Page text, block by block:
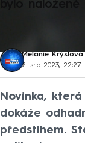
bylo naložené
Melanie Krýslová
2. srp 2023, 22:27
Novinka,
dokáže
předstihem.